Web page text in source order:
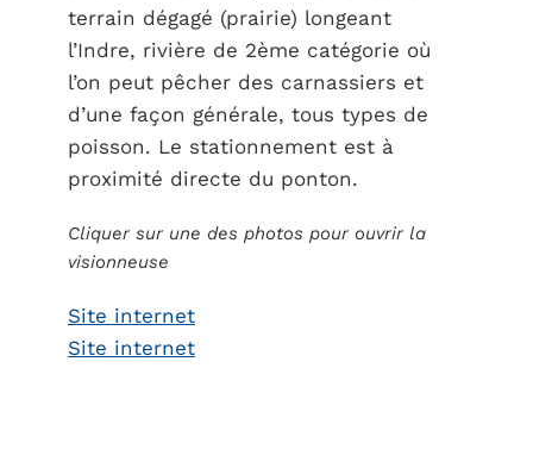
terrain dégagé (prairie) longeant
l’Indre, rivière de 2ème catégorie où
l’on peut pêcher des carnassiers et
d’une façon générale, tous types de
poisson. Le stationnement est à
proximité directe du ponton.
Cliquer sur une des photos pour ouvrir la
visionneuse
Site internet
Site internet